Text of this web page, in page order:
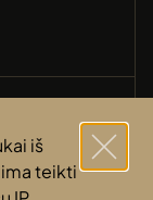
iš
teikti